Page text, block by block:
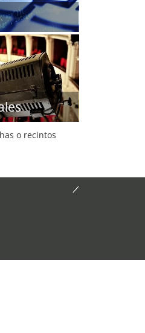
o recintos